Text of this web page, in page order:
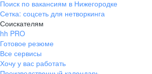
Поиск по вакансиям в Нижегородке
Сетка: соцсеть для нетворкинга
Соискателям
hh PRO
Готовое резюме
Все сервисы
Хочу у вас работать